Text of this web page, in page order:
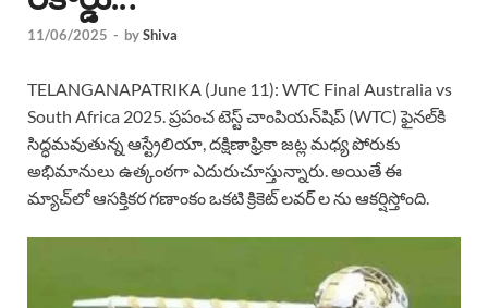
11/06/2025 - byShiva
TELANGANAPATRIKA (June 11): WTC Final Australia vs
South Africa 2025. ప్రపంచ టెస్ట్ చాంపియన్‌షిప్ (WTC) ఫైనల్‌కి
సిద్ధమవుతున్న ఆస్ట్రేలియా, దక్షిణాఫ్రికా జట్ల మధ్య పోరుకు
అభిమానులు ఉత్కంఠగా ఎదురుచూస్తున్నారు. అయితే ఈ
మ్యాచ్‌లో ఆసక్తికర గణాంకం ఒకటి క్రికెట్ లవర్ ల ను ఆకర్షిస్తోంది.